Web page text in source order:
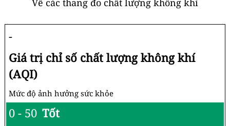
-
Giá trị chỉ số chất lượng không khí
(AQI)
Mức độ ảnh hưởng sức khỏe
0 - 50 Tốt